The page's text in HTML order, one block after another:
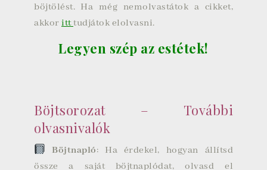
böjtölést. Ha még nemolvastátok a cikket,
akkor itttudjátok elolvasni.
Legyen szép az estétek!
Böjtsorozat – További
olvasnivalók
Böjtnapló: Ha érdekel, hogyan állítsd
össze a saját böjtnaplódat, olvasd el